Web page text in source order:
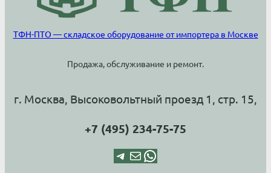
ТФН-ПТО — складское оборудование от импортера в Москве
Продажа, обслуживание и ремонт.
г. Москва, Высоковольтный проезд 1, стр. 15,
+7 (495) 234-75-75
TelegramПочта WhatsApp